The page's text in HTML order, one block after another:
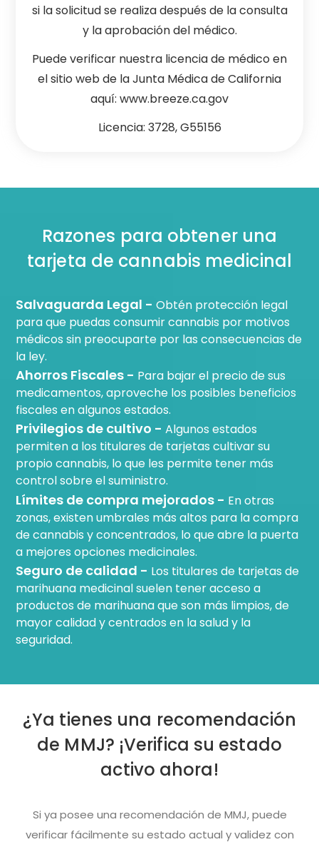
si la solicitud se realiza después de la consulta
y la aprobación del médico.
Puede verificar nuestra licencia de médico en
el sitio web de la Junta Médica de California
aquí: www.breeze.ca.gov
Licencia: 3728, G55156
Razones para obtener una
tarjeta de cannabis medicinal
Salvaguarda Legal -Obtén protección legal
para que puedas consumir cannabis por motivos
médicos sin preocuparte por las consecuencias de
la ley.
Ahorros Fiscales - Para bajar el precio de sus
medicamentos, aproveche los posibles beneficios
fiscales en algunos estados.
Privilegios de cultivo -Algunos estados
permiten a los titulares de tarjetas cultivar su
propio cannabis, lo que les permite tener más
control sobre el suministro.
Límites de compra mejorados - En otras
zonas, existen umbrales más altos para la compra
de cannabis y concentrados, lo que abre la puerta
a mejores opciones medicinales.
Seguro de calidad - Los titulares de tarjetas de
marihuana medicinal suelen tener acceso a
productos de marihuana que son más limpios, de
mayor calidad y centrados en la salud y la
seguridad.
¿Ya tienes una recomendación
de MMJ? ¡Verifica su estado
activo ahora!
Si ya posee una recomendación de MMJ, puede
verificar fácilmente su estado actual y validez con